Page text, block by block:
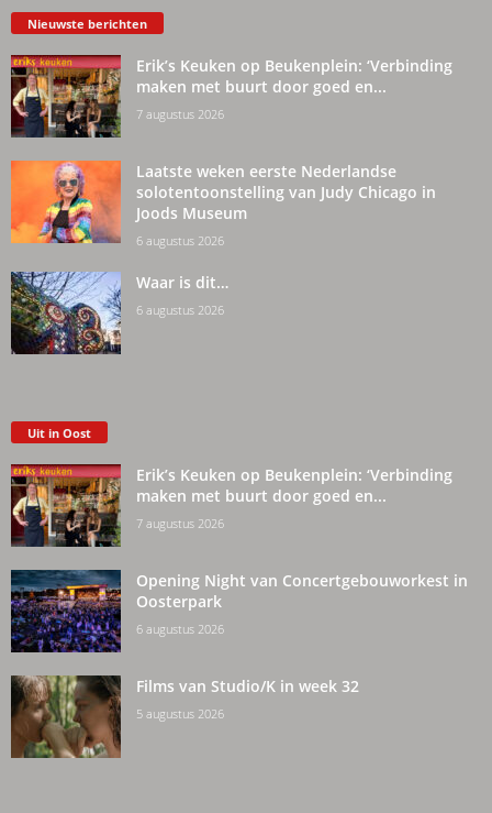
Nieuwste berichten
Erik’s Keuken op Beukenplein: ‘Verbinding
maken met buurt door goed en...
7 augustus 2026
Laatste weken eerste Nederlandse
solotentoonstelling van Judy Chicago in
Joods Museum
6 augustus 2026
Waar is dit…
6 augustus 2026
Uit in Oost
Erik’s Keuken op Beukenplein: ‘Verbinding
maken met buurt door goed en...
7 augustus 2026
Opening Night van Concertgebouworkest in
Oosterpark
6 augustus 2026
Films van Studio/K in week 32
5 augustus 2026